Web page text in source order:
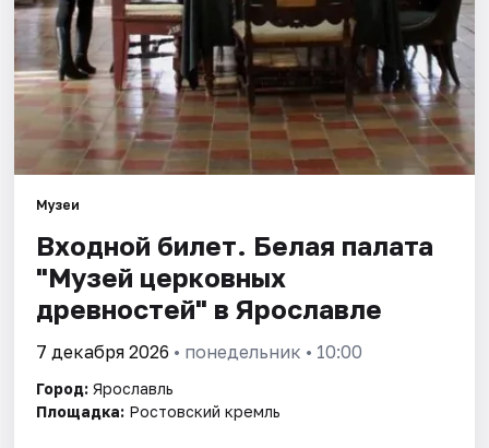
Музеи
Входной билет. Белая палата
"Музей церковных
древностей" в Ярославле
7 декабря 2026 • понедельник • 10:00
Город: Ярославль
Площадка: Ростовский кремль